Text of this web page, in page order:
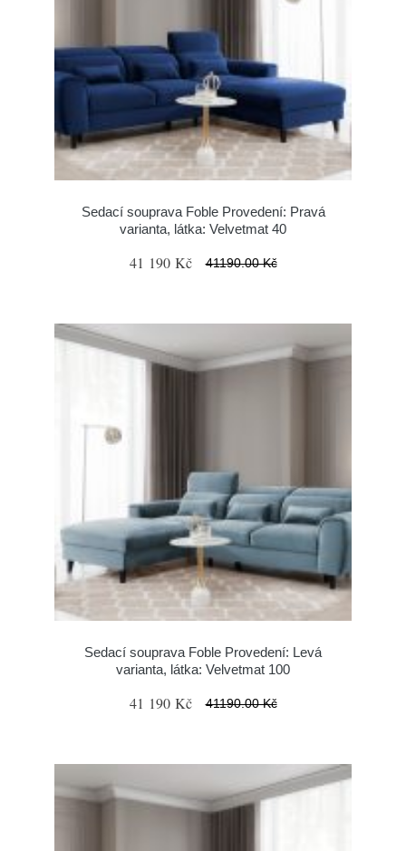
Sedací souprava Foble Provedení: Pravá
varianta, látka: Velvetmat 40
41 190 Kč 41190.00 Kč
Sedací souprava Foble Provedení: Levá
varianta, látka: Velvetmat 100
41 190 Kč 41190.00 Kč